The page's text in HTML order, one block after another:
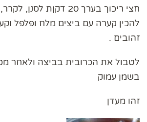
חצי ריכוך בערך 20 דקןת לסנן, לקרר, לחתוך לפרחים.
להכין קערה עם ביצים מלח ופלפל
זהובים .
לטבול את הכרובית בביצה ולאחר
בשמן עמוק
זהו מעדן